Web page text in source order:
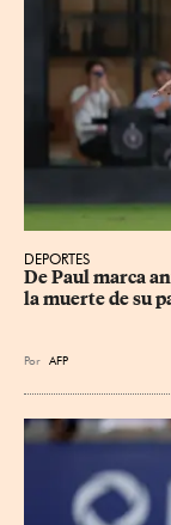
DEPORTES
De Paul marca
la muerte de su
Por AFP